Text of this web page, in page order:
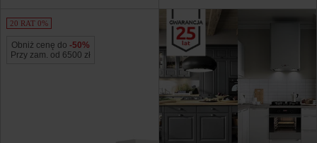
20 RAT 0%
Obniż cenę do -50%
Przy zam. od 6500 zł